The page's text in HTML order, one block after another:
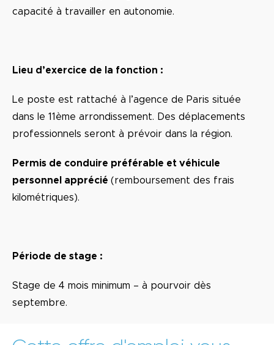
capacité à travailler en autonomie.
Lieu d’exercice de la fonction :
Le poste est rattaché à l’agence de Paris située
dans le 11ème arrondissement. Des déplacements
professionnels seront à prévoir dans la région.
Permis de conduire préférable et véhicule
personnel apprécié (remboursement des frais
kilométriques).
Période de stage :
Stage de 4 mois minimum – à pourvoir dès
septembre.